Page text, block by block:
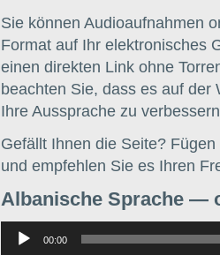
Sie können Audioaufnahmen
Format auf Ihr elektronisches
einen direkten Link ohne
beachten Sie, dass es auf
Ihre Aussprache zu
Gefällt Ihnen die Seite?
und empfehlen Sie es Ihren
Albanische Sprache —
Аудиоплеер
00:00